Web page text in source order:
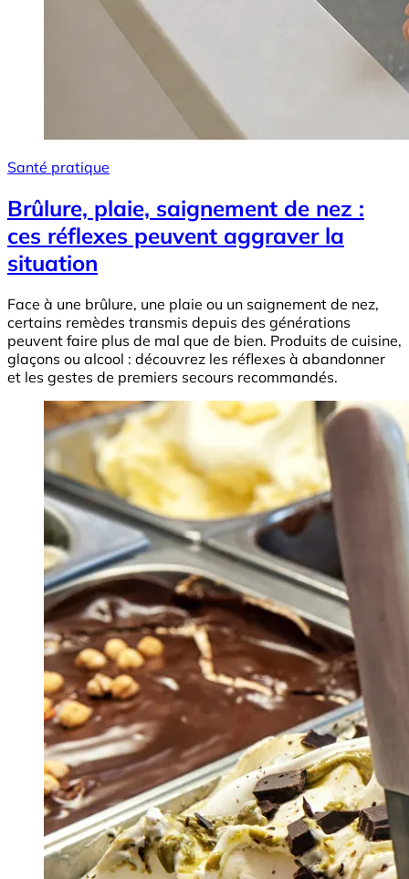
Santé pratique
Brûlure, plaie, saignement de nez :
ces réflexes peuvent aggraver la
situation
Face à une brûlure, une plaie ou un saignement de nez,
certains remèdes transmis depuis des générations
peuvent faire plus de mal que de bien. Produits de cuisine,
glaçons ou alcool : découvrez les réflexes à abandonner
et les gestes de premiers secours recommandés.
Image